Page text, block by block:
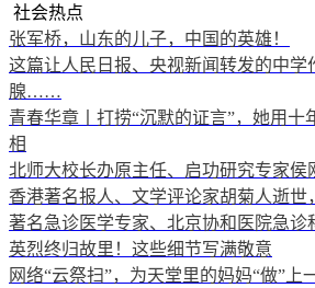
社会热点
张军桥，山东的儿子，中国的英雄！
这篇让人民日报、央视新闻转发的中学
腺……
青春华章丨打捞“沉默的证言”，她用十
相
北师大校长办原主任、启功研究专家侯
香港著名报人、文学评论家胡菊人逝世
著名急诊医学专家、北京协和医院急诊
英烈终归故里！这些细节写满敬意
网络“云祭扫”，为天堂里的妈妈“做”上